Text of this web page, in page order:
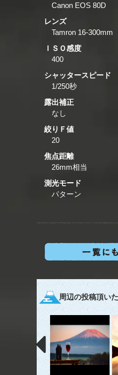
Canon EOS 80D
レンズ
Tamron 16-300mm
ＩＳＯ感度
400
シャッタースピード
1/250秒
露出補正
なし
絞りＦ値
20
焦点距離
26mm相当
測光モード
パターン
周辺の投稿頂い